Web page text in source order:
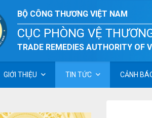
BỘ CÔNG THƯƠNG VIỆT NAM
CỤC PHÒNG VỆ
TRADE REMEDIES AUTHORITY OF
GIỚI THIỆU TIN TỨC CẢNH